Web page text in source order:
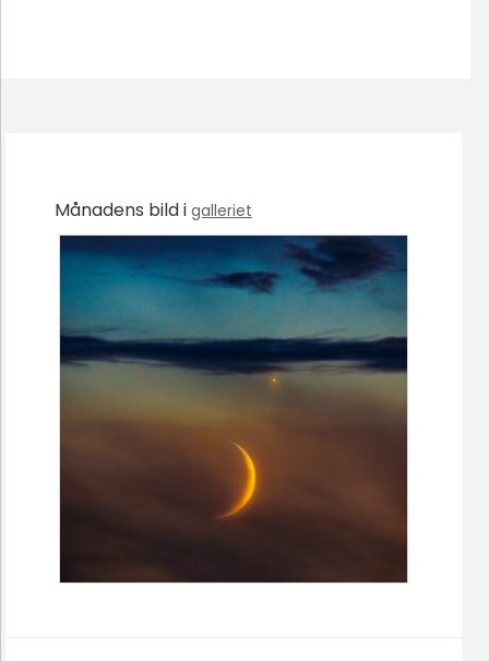
Månadens bild i galleriet